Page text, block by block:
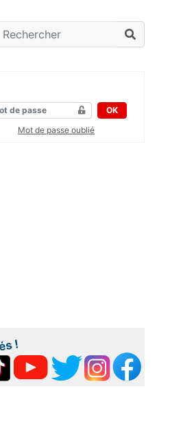
OK
Mot de passe oublié